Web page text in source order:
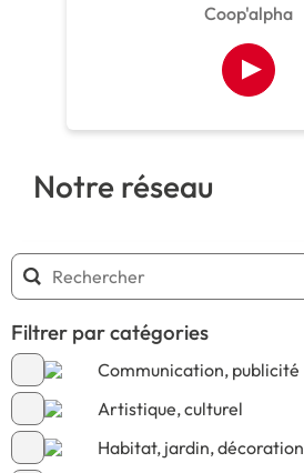
Coop'alpha
Notre réseau
Filtrer par catégories
Communication, publicité
Artistique, culturel
Habitat, jardin, décoration